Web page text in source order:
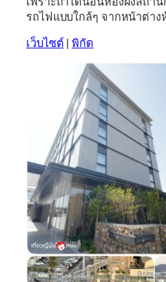
รถไฟแบบใกล้ๆ จากหน้าต่าง
เว็บไซต์ |พิกัด